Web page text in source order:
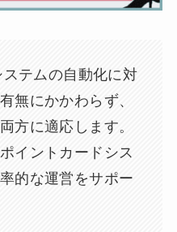
テムの自動化に対
無にかかわらず、
方に適応します。
イントカードシス
的な運営をサポー